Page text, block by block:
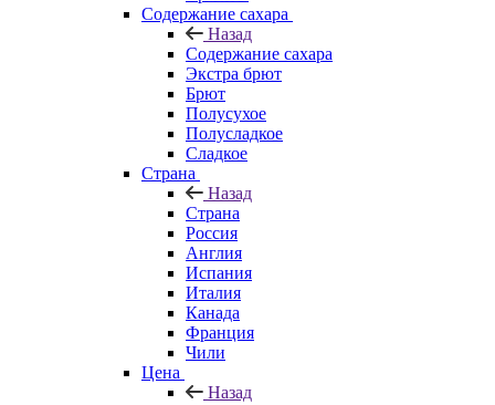
Содержание сахара
Назад
Содержание сахара
Экстра брют
Брют
Полусухое
Полусладкое
Сладкое
Страна
Назад
Страна
Россия
Англия
Испания
Италия
Канада
Франция
Чили
Цена
Назад